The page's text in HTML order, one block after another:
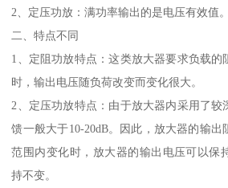
2、定压功放：满功率输出的是电压有效值。
二、特点不同
1、定阻功放特点：这类放大器要求负载的
时，输出电压随负荷改变而变化很大。
2、定压功放特点：由于放大器内采用了较
馈一般大于10-20dB。因此，放大器的输
范围内变化时，放大器的输出电压可以保
持不变。